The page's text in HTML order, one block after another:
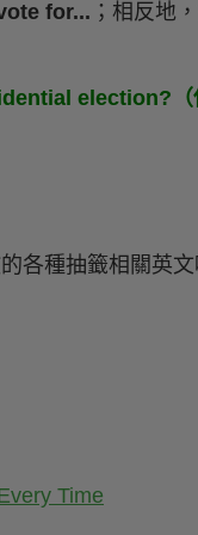
for... ；相反地
election?（
各種抽籤相關英文
Time